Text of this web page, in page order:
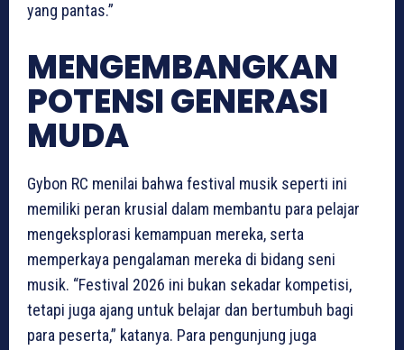
yang pantas.”
MENGEMBANGKAN
POTENSI GENERASI
MUDA
Gybon RC menilai bahwa festival musik seperti ini
memiliki peran krusial dalam membantu para pelajar
mengeksplorasi kemampuan mereka, serta
memperkaya pengalaman mereka di bidang seni
musik. “Festival 2026 ini bukan sekadar kompetisi,
tetapi juga ajang untuk belajar dan bertumbuh bagi
para peserta,” katanya. Para pengunjung juga